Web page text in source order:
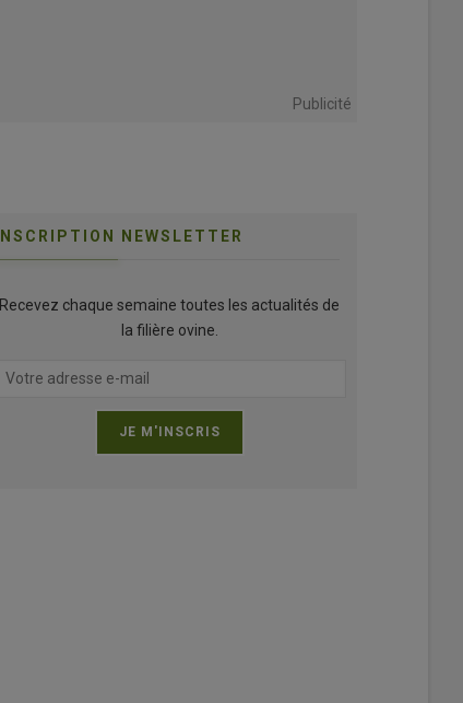
Publicité
INSCRIPTION NEWSLETTER
Recevez chaque semaine toutes les actualités de
la filière ovine.